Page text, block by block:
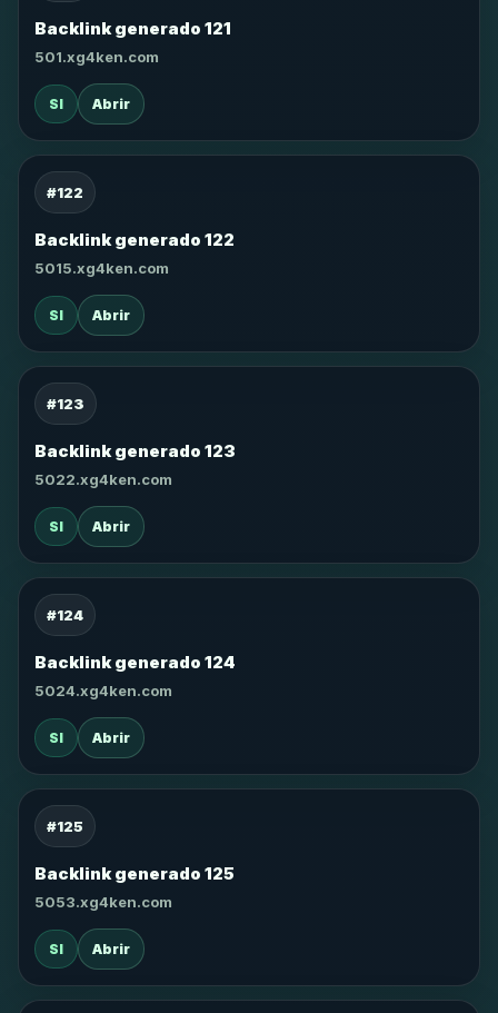
Backlink generado 121
501.xg4ken.com
SI Abrir
#122
Backlink generado 122
5015.xg4ken.com
SI Abrir
#123
Backlink generado 123
5022.xg4ken.com
SI Abrir
#124
Backlink generado 124
5024.xg4ken.com
SI Abrir
#125
Backlink generado 125
5053.xg4ken.com
SI Abrir